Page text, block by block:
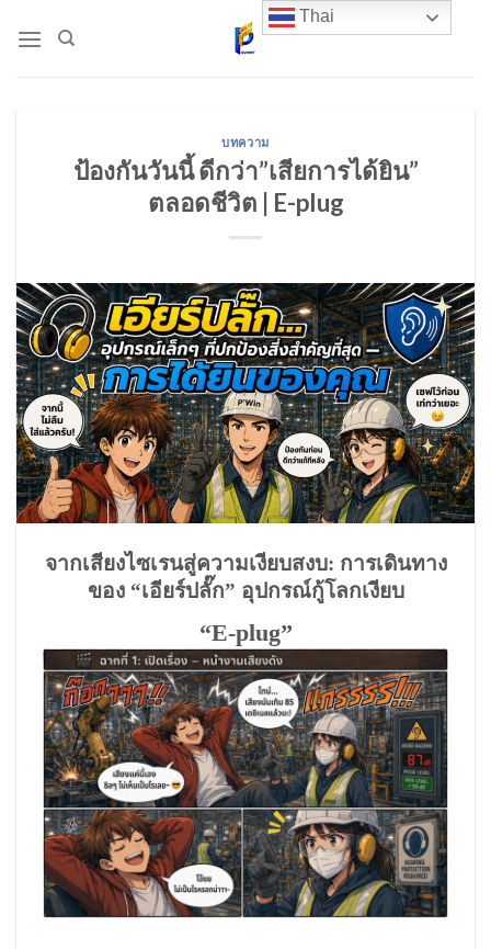
บทความ
ป้องกันวันนี้ ดีกว่า”เสียการได้ยิน”
ตลอดชีวิต | E-plug
จากเสียงไซเรนสู่ความเงียบสงบ: การเดินทาง
ของ “เอียร์ปลั๊ก” อุปกรณ์กู้โลกเงียบ
“E-plug”
Thai